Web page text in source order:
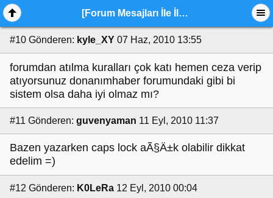
[Forum Mesajları İle İlgili Uyarı]
#10 Gönderen: kyle_XY 07 Haz, 2010 13:55
forumdan atılma kuralları çok katı hemen ceza verip
atıyorsunuz donanımhaber forumundaki gibi bi
sistem olsa daha iyi olmaz mı?
#11 Gönderen: guvenyaman 11 Eyl, 2010 11:37
Bazen yazarken caps lock aÃ§Ä±k olabilir dikkat
edelim =)
#12 Gönderen: K0LeRa 12 Eyl, 2010 00:04